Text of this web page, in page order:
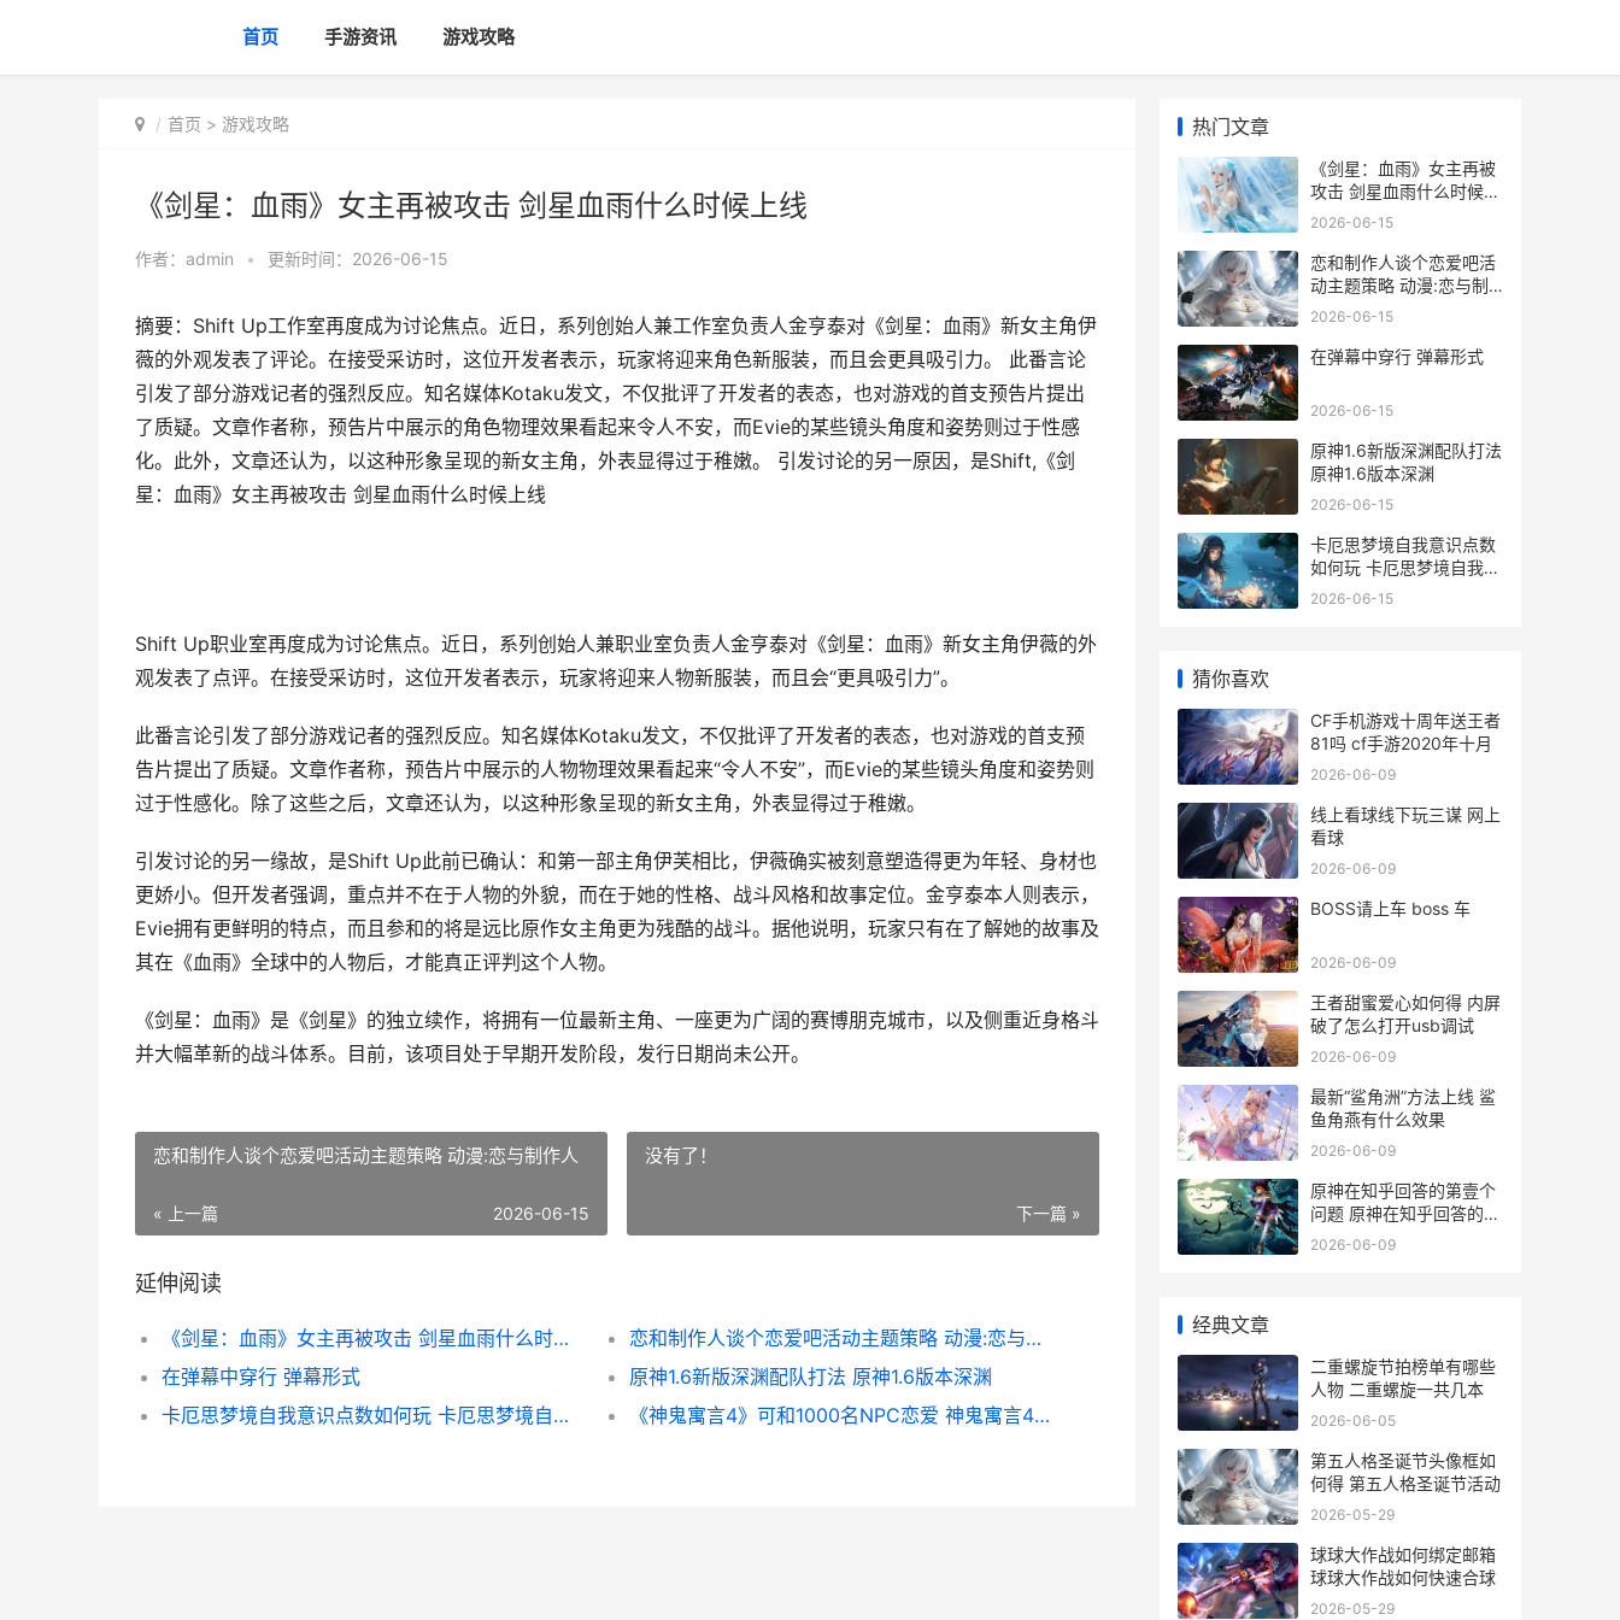
首页 手游资讯 游戏攻略
首页 > 游戏攻略
《剑星：血雨》女主再被攻击 剑星血雨什么时候上线
作者： admin • 更新时间：2026-06-15
摘要：Shift Up工作室再度成为讨论焦点。近日，系列创始人兼工作室负责人金亨泰对《剑星：血雨》新女主角伊
薇的外观发表了评论。在接受采访时，这位开发者表示，玩家将迎来角色新服装，而且会更具吸引力。 此番言论
引发了部分游戏记者的强烈反应。知名媒体Kotaku发文，不仅批评了开发者的表态，也对游戏的首支预告片提出
了质疑。文章作者称，预告片中展示的角色物理效果看起来令人不安，而Evie的某些镜头角度和姿势则过于性感
化。此外，文章还认为，以这种形象呈现的新女主角，外表显得过于稚嫩。 引发讨论的另一原因，是Shift,《剑
星：血雨》女主再被攻击 剑星血雨什么时候上线
Shift Up职业室再度成为讨论焦点。近日，系列创始人兼职业室负责人金亨泰对《剑星：血雨》新女主角伊薇的外
观发表了点评。在接受采访时，这位开发者表示，玩家将迎来人物新服装，而且会“更具吸引力”。
此番言论引发了部分游戏记者的强烈反应。知名媒体Kotaku发文，不仅批评了开发者的表态，也对游戏的首支预
告片提出了质疑。文章作者称，预告片中展示的人物物理效果看起来“令人不安”，而Evie的某些镜头角度和姿势则
过于性感化。除了这些之后，文章还认为，以这种形象呈现的新女主角，外表显得过于稚嫩。
引发讨论的另一缘故，是Shift Up此前已确认：和第一部主角伊芙相比，伊薇确实被刻意塑造得更为年轻、身材也
更娇小。但开发者强调，重点并不在于人物的外貌，而在于她的性格、战斗风格和故事定位。金亨泰本人则表示，
Evie拥有更鲜明的特点，而且参和的将是远比原作女主角更为残酷的战斗。据他说明，玩家只有在了解她的故事及
其在《血雨》全球中的人物后，才能真正评判这个人物。
《剑星：血雨》是《剑星》的独立续作，将拥有一位最新主角、一座更为广阔的赛博朋克城市，以及侧重近身格斗
并大幅革新的战斗体系。目前，该项目处于早期开发阶段，发行日期尚未公开。
恋和制作人谈个恋爱吧活动主题策略 动漫:恋与制作人
« 上一篇 2026-06-15
没有了！
下一篇 »
延伸阅读
《剑星：血雨》女主再被攻击 剑星血雨什么时候上线
恋和制作人谈个恋爱吧活动主题策略 动漫:恋与制作人
在弹幕中穿行 弹幕形式
原神1.6新版深渊配队打法 原神1.6版本深渊
卡厄思梦境自我意识点数如何玩 卡厄思梦境自我意识技能是随机出现吗
《神鬼寓言4》可和1000名NPC恋爱 神鬼寓言4女主角
热门文章
《剑星：血雨》女主再被
攻击 剑星血雨什么时候上
线
2026-06-15
恋和制作人谈个恋爱吧活
动主题策略 动漫:恋与制
作人
2026-06-15
在弹幕中穿行 弹幕形式
2026-06-15
原神1.6新版深渊配队打法
原神1.6版本深渊
2026-06-15
卡厄思梦境自我意识点数
如何玩 卡厄思梦境自我意
识技能是随机出现吗
2026-06-15
猜你喜欢
CF手机游戏十周年送王者
81吗 cf手游2020年十月
2026-06-09
线上看球线下玩三谋 网上
看球
2026-06-09
BOSS请上车 boss 车
2026-06-09
王者甜蜜爱心如何得 内屏
破了怎么打开usb调试
2026-06-09
最新“鲨角洲”方法上线 鲨
鱼角燕有什么效果
2026-06-09
原神在知乎回答的第壹个
问题 原神在知乎回答的第
一个视频
2026-06-09
经典文章
二重螺旋节拍榜单有哪些
人物 二重螺旋一共几本
2026-06-05
第五人格圣诞节头像框如
何得 第五人格圣诞节活动
2026-05-29
球球大作战如何绑定邮箱
球球大作战如何快速合球
2026-05-29